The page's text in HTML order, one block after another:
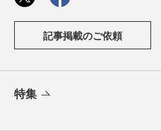
記事掲載のご依頼
特集